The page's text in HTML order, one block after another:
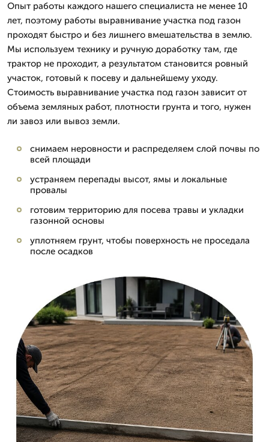
Опыт работы каждого нашего специалиста не менее 10
лет, поэтому работы выравнивание участка под газон
проходят быстро и без лишнего вмешательства в землю.
Мы используем технику и ручную доработку там, где
трактор не проходит, а результатом становится ровный
участок, готовый к посеву и дальнейшему уходу.
Стоимость выравнивание участка под газон зависит от
объема земляных работ, плотности грунта и того, нужен
ли завоз или вывоз земли.
снимаем неровности и распределяем слой почвы по
всей площади
устраняем перепады высот, ямы и локальные
провалы
готовим территорию для посева травы и укладки
газонной основы
уплотняем грунт, чтобы поверхность не проседала
после осадков